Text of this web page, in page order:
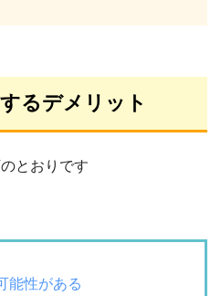
るデメリット
とおりです
能性がある